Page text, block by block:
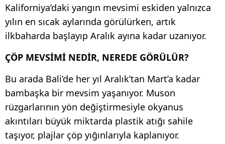
Kaliforniya’daki yangın mevsimi eskiden yalnızca
yılın en sıcak aylarında görülürken, artık
ilkbaharda başlayıp Aralık ayına kadar uzanıyor.
ÇÖP MEVSİMİ NEDİR, NEREDE GÖRÜLÜR?
Bu arada Bali’de her yıl Aralık’tan Mart’a kadar
bambaşka bir mevsim yaşanıyor. Muson
rüzgarlarının yön değiştirmesiyle okyanus
akıntıları büyük miktarda plastik atığı sahile
taşıyor, plajlar çöp yığınlarıyla kaplanıyor.